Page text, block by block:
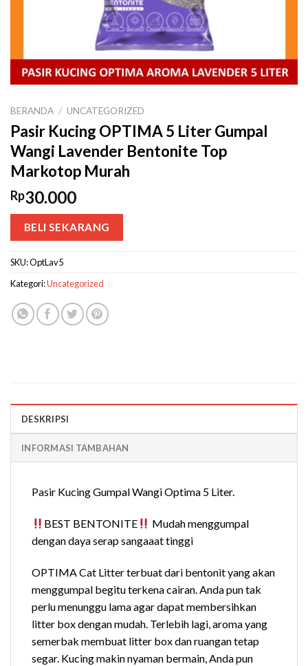
BERANDA / UNCATEGORIZED
Pasir Kucing OPTIMA 5 Liter Gumpal
Wangi Lavender Bentonite Top
Markotop Murah
Rp30.000
BELI SEKARANG
SKU:OptLav5
Kategori:Uncategorized
DESKRIPSI
INFORMASI TAMBAHAN
Pasir Kucing Gumpal Wangi Optima 5 Liter.
BEST BENTONITE
Mudah menggumpal
dengan daya serap sangaaat tinggi
OPTIMA Cat Litter terbuat dari bentonit yang akan
menggumpal begitu terkena cairan. Anda pun tak
perlu menunggu lama agar dapat membersihkan
litter box dengan mudah. Terlebih lagi, aroma yang
semerbak membuat litter box dan ruangan tetap
segar. Kucing makin nyaman bermain, Anda pun